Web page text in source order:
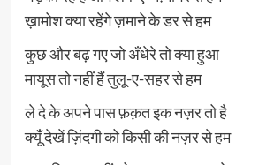
ख़ामोश क्या रहेंगे ज़माने के डर से हम
कुछ और बढ़ गए जो अँधेरे तो क्या हुआ
मायूस तो नहीं हैं तुलू-ए-सहर से हम
ले दे के अपने पास फ़क़त इक नज़र तो है
क्यूँ देखें ज़िंदगी को किसी की नज़र से हम